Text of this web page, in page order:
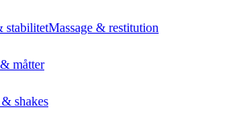
stabilitetMassage & restitution
måtter
shakes